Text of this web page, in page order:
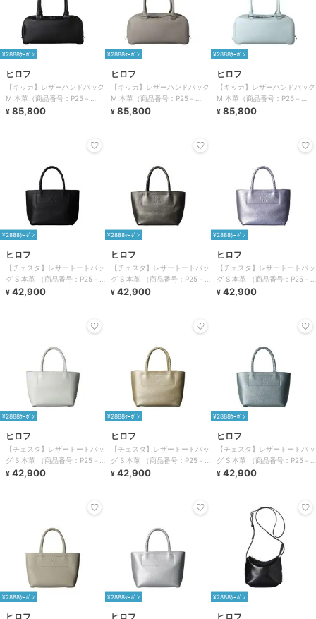
¥2888ｸｰﾎﾟﾝ
ヒロフ
【キッカ】レザーハンドバッグ
M 本革（商品番号：P25－
35663）
¥ 85,800
¥2888ｸｰﾎﾟﾝ
ヒロフ
【キッカ】レザーハンドバッグ
M 本革（商品番号：P25－
35663）
¥ 85,800
¥2888ｸｰﾎﾟﾝ
ヒロフ
【キッカ】レザーハンドバッグ
M 本革（商品番号：P25－
35663）
¥ 85,800
¥2888ｸｰﾎﾟﾝ
ヒロフ
【チェスタ】レザートートバッ
グ S 本革 （商品番号：P25－
30530）
¥ 42,900
¥2888ｸｰﾎﾟﾝ
ヒロフ
【チェスタ】レザートートバッ
グ S 本革 （商品番号：P25－
30530）
¥ 42,900
¥2888ｸｰﾎﾟﾝ
ヒロフ
【チェスタ】レザートートバッ
グ S 本革 （商品番号：P25－
30530）
¥ 42,900
¥2888ｸｰﾎﾟﾝ
ヒロフ
【チェスタ】レザートートバッ
グ S 本革 （商品番号：P25－
30530）
¥ 42,900
¥2888ｸｰﾎﾟﾝ
ヒロフ
【チェスタ】レザートートバッ
グ S 本革 （商品番号：P25－
30530）
¥ 42,900
¥2888ｸｰﾎﾟﾝ
ヒロフ
【チェスタ】レザートートバッ
グ S 本革 （商品番号：P25－
30530）
¥ 42,900
¥2888ｸｰﾎﾟﾝ
ヒロフ
¥2888ｸｰﾎﾟﾝ
ヒロフ
¥2888ｸｰﾎﾟﾝ
ヒロフ